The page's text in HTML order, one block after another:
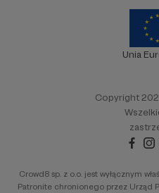
Unia
Copyright
Crowd8 sp. z o.o. jest wyłącznym
Patronite chronionego przez Urząd